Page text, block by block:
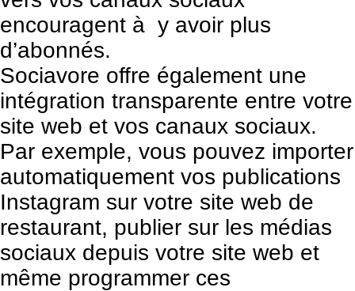
encouragent à y avoir plus
d’abonnés.
Sociavore offre également une
intégration transparente entre votre
site web et vos canaux sociaux.
Par exemple, vous pouvez importer
automatiquement vos publications
Instagram sur votre site web de
restaurant, publier sur les médias
sociaux depuis votre site web et
même programmer ces